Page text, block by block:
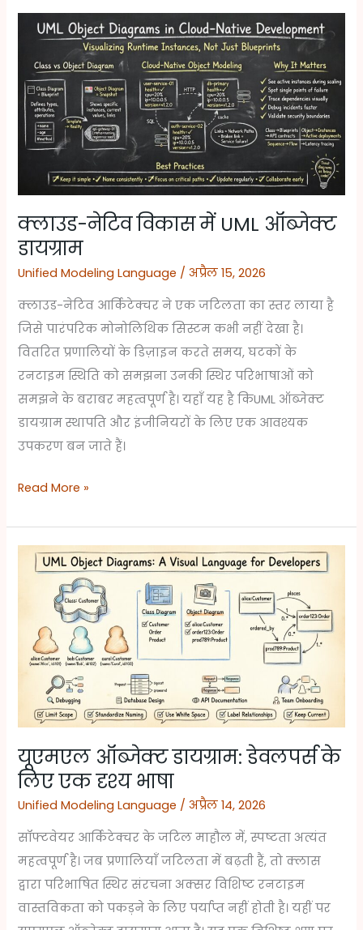
क्लाउड-नेटिव विकास में UML ऑब्जेक्ट
डायग्राम
Unified Modeling Language /अप्रैल 15, 2026
क्लाउड-नेटिव आर्किटेक्चर ने एक जटिलता का स्तर लाया है
जिसे पारंपरिक मोनोलिथिक सिस्टम कभी नहीं देखा है।
वितरित प्रणालियों के डिज़ाइन करते समय, घटकों के
रनटाइम स्थिति को समझना उनकी स्थिर परिभाषाओं को
समझने के बराबर महत्वपूर्ण है। यहाँ यह है किUML ऑब्जेक्ट
डायग्राम स्थापति और इंजीनियरों के लिए एक आवश्यक
उपकरण बन जाते हैं।
क्लाउड-
विकास
में
UML
ऑब्जेक्ट
Read More »
यूएमएल ऑब्जेक्ट डायग्राम: डेवलपर्स के
लिए एक दृश्य भाषा
Unified Modeling Language /अप्रैल 14, 2026
सॉफ्टवेयर आर्किटेक्चर के जटिल माहौल में, स्पष्टता अत्यंत
महत्वपूर्ण है। जब प्रणालियाँ जटिलता में बढ़ती हैं, तो क्लास
द्वारा परिभाषित स्थिर संरचना अक्सर विशिष्ट रनटाइम
वास्तविकता को पकड़ने के लिए पर्याप्त नहीं होती है। यहीं पर
यूएमएल
डायग्राम:
डेवलपर्स
दृश्य